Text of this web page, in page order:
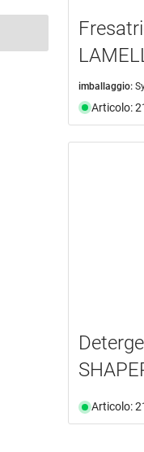
imballaggio:
Articolo:
Articolo: